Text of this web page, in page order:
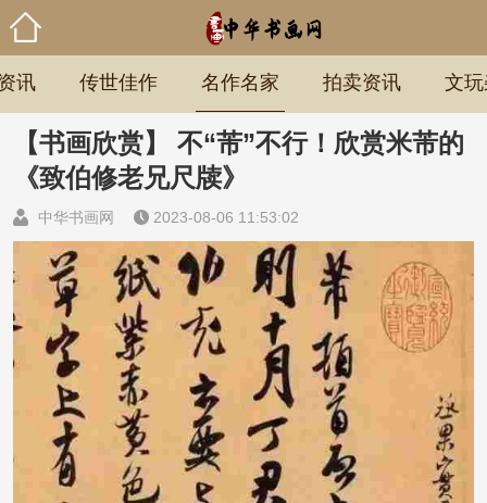
讯 传世佳作 名作名家 拍卖资讯 文
【书画欣赏】 不“芾”不行！欣赏米芾的
《致伯修老兄尺牍》
中华书画网 2023-08-06 11:53:02